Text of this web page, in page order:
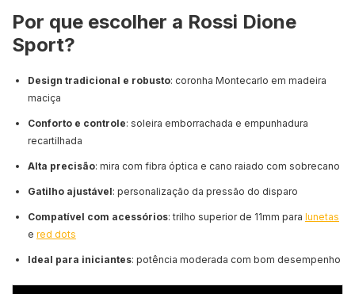
Por que escolher a Rossi Dione
Sport?
Design tradicional e robusto: coronha Montecarlo em madeira
maciça
Conforto e controle: soleira emborrachada e empunhadura
recartilhada
Alta precisão: mira com fibra óptica e cano raiado com sobrecano
Gatilho ajustável: personalização da pressão do disparo
Compatível com acessórios: trilho superior de 11mm para lunetas
e red dots
Ideal para iniciantes: potência moderada com bom desempenho